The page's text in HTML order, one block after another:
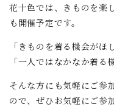
花十色では、きものを楽
も開催予定です。
「きものを着る機会がほ
「一人ではなかなか着る
そんな方にも気軽にご参
ので、ぜひお気軽にご参